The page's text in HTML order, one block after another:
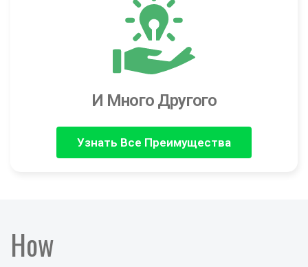
И Много Другого
Узнать Все Преимущества
How